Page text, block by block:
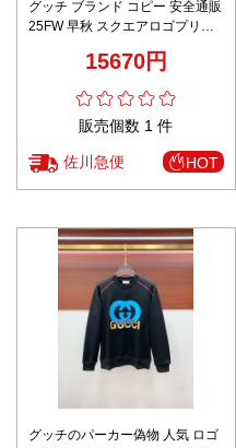
グッチ ブランド コピー 安全通販
25FW 早秋 スクエアロゴプリン
15670円
販売個数 1 件
佐川急便 HOT
グッチのパーカー偽物 人気 ロゴ